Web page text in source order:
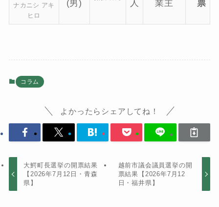
ナカニシ アキ
ヒロ
(男)
人
業主
票
コラム
よかったらシェアしてね！
大鰐町長選挙の開票結果
【2026年7月12日・青森
県】
越前市議会議員選挙の開
票結果【2026年7月12
日・福井県】